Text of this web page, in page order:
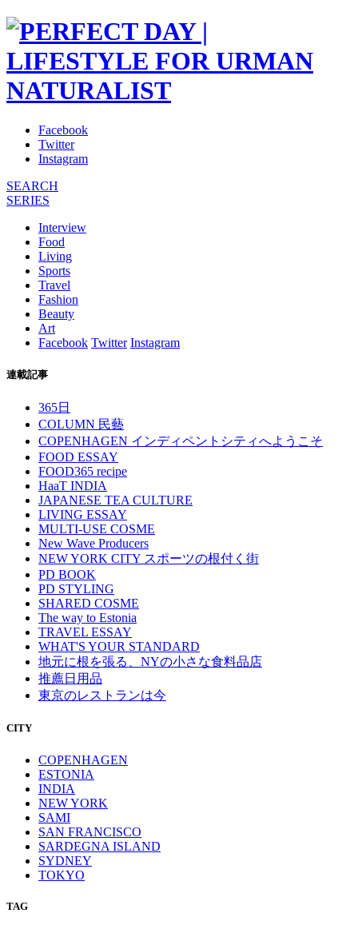
Facebook
Twitter
Instagram
SEARCH
SERIES
Interview
Food
Living
Sports
Travel
Fashion
Beauty
Art
Facebook Twitter Instagram
連載記事
365日
COLUMN 民藝
COPENHAGEN インディペントシティへようこそ
FOOD ESSAY
FOOD365 recipe
HaaT INDIA
JAPANESE TEA CULTURE
LIVING ESSAY
MULTI-USE COSME
New Wave Producers
NEW YORK CITY スポーツの根付く街
PD BOOK
PD STYLING
SHARED COSME
The way to Estonia
TRAVEL ESSAY
WHAT'S YOUR STANDARD
地元に根を張る、NYの小さな食料品店
推薦日用品
東京のレストランは今
CITY
COPENHAGEN
ESTONIA
INDIA
NEW YORK
SAMI
SAN FRANCISCO
SARDEGNA ISLAND
SYDNEY
TOKYO
TAG